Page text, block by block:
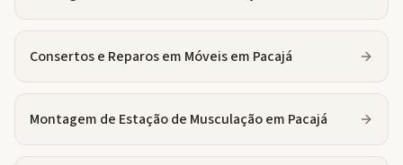
Consertos e Reparos em Móveisem Pacajá
Montagem de Estação de Musculaçãoem Pacajá